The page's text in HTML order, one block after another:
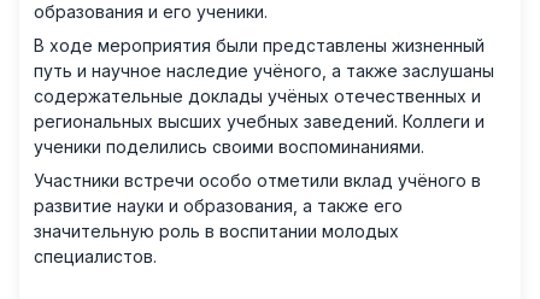
образования и его ученики.
В ходе мероприятия были представлены жизненный
путь и научное наследие учёного, а также заслушаны
содержательные доклады учёных отечественных и
региональных высших учебных заведений. Коллеги и
ученики поделились своими воспоминаниями.
Участники встречи особо отметили вклад учёного в
развитие науки и образования, а также его
значительную роль в воспитании молодых
специалистов.